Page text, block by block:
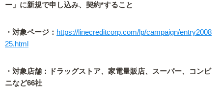
ー」に新規で申し込み、契約*すること
・対象ページ： https://linecreditcorp.com/lp/campaign/entry2008
25.html
・対象店舗：ドラッグストア、家電量販店、スーパー、コンビ
ニなど66社